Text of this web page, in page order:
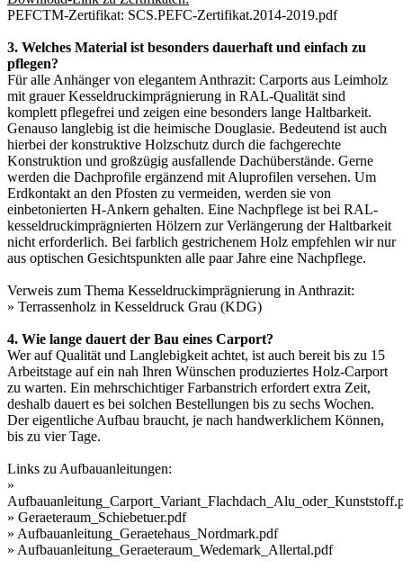
PEFCTM-Zertifikat: SCS.PEFC-Zertifikat.2014-2019.pdf
3. Welches Material ist besonders dauerhaft und einfach zu
pflegen?
Für alle Anhänger von elegantem Anthrazit: Carports aus Leimholz
mit grauer Kesseldruckimprägnierung in RAL-Qualität sind
komplett pflegefrei und zeigen eine besonders lange Haltbarkeit.
Genauso langlebig ist die heimische Douglasie. Bedeutend ist auch
hierbei der konstruktive Holzschutz durch die fachgerechte
Konstruktion und großzügig ausfallende Dachüberstände. Gerne
werden die Dachprofile ergänzend mit Aluprofilen versehen. Um
Erdkontakt an den Pfosten zu vermeiden, werden sie von
einbetonierten H-Ankern gehalten. Eine Nachpflege ist bei RAL-
kesseldruckimprägnierten Hölzern zur Verlängerung der Haltbarkeit
nicht erforderlich. Bei farblich gestrichenem Holz empfehlen wir nur
aus optischen Gesichtspunkten alle paar Jahre eine Nachpflege.
Verweis zum Thema Kesseldruckimprägnierung in Anthrazit:
» Terrassenholz in Kesseldruck Grau (KDG)
4. Wie lange dauert der Bau eines Carport?
Wer auf Qualität und Langlebigkeit achtet, ist auch bereit bis zu 15
Arbeitstage auf ein nah Ihren Wünschen produziertes Holz-Carport
zu warten. Ein mehrschichtiger Farbanstrich erfordert extra Zeit,
deshalb dauert es bei solchen Bestellungen bis zu sechs Wochen.
Der eigentliche Aufbau braucht, je nach handwerklichem Können,
bis zu vier Tage.
Links zu Aufbauanleitungen:
»
» Geraeteraum_Schiebetuer.pdf
» Aufbauanleitung_Geraetehaus_Nordmark.pdf
» Aufbauanleitung_Geraeteraum_Wedemark_Allertal.pdf